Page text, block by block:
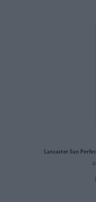
Lancaster Sun